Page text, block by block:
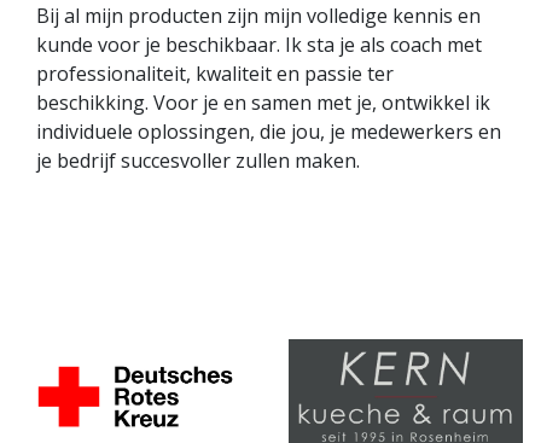
Bij al mijn producten zijn mijn volledige kennis en
kunde voor je beschikbaar. Ik sta je als coach met
professionaliteit, kwaliteit en passie ter
beschikking. Voor je en samen met je, ontwikkel ik
individuele oplossingen, die jou, je medewerkers en
je bedrijf succesvoller zullen maken.